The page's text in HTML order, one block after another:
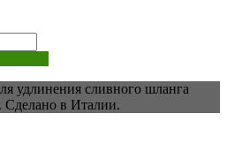
удлинения сливного шланга
в Италии.